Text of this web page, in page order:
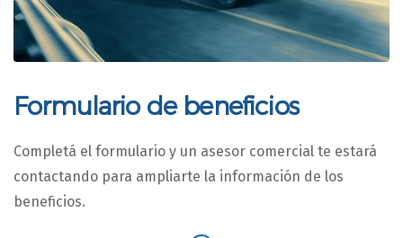
Formulario de beneficios
Completá el formulario y un asesor comercial te estará
contactando para ampliarte la información de los
beneficios.